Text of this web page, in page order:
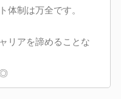
体制は万全です。
リアを諦めることな
◎